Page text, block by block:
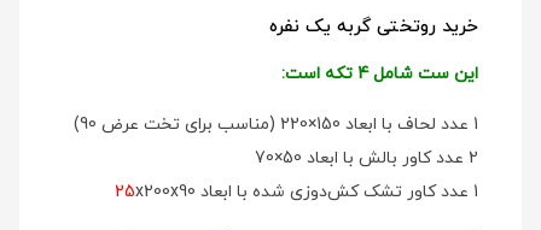
خرید روتختی گربه یک نفره
این ست شامل 4 تکه است:
1 عدد لحاف با ابعاد 150×220 (مناسب برای تخت عرض 90)
2 عدد کاور بالش با ابعاد 50×70
1 عدد کاور تشک کش‌دوزی شده با ابعاد
25x200x90